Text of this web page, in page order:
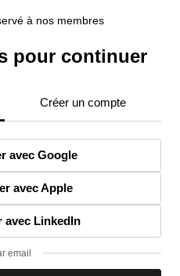
à nos membres
pour continuer
Créer un compte
avec Google
avec Apple
avec LinkedIn
email